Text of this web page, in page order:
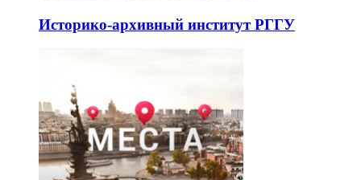
Историко-архивный институт РГГУ